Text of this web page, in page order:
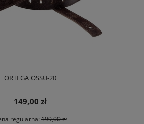
ORTEGA OSSU-20
149,00 zł
regularna:199,00 zł